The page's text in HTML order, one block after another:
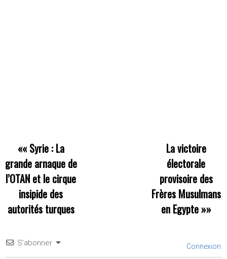
«« Syrie : La
grande arnaque de
l’OTAN et le cirque
insipide des
autorités turques
La victoire
électorale
provisoire des
Frères Musulmans
en Egypte»»
S’abonner Connexion